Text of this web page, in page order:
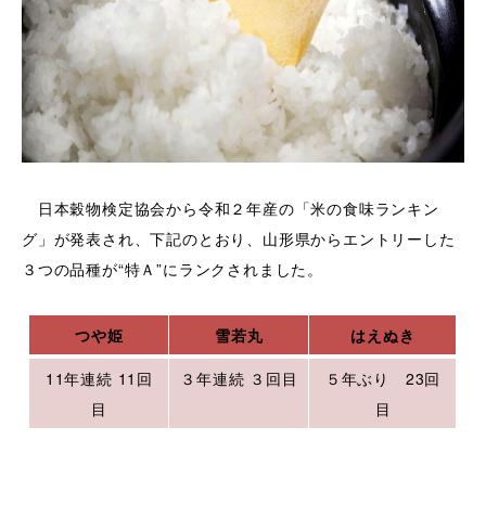
日本穀物検定協会から令和２年産の「米の食味ランキン
グ」が発表され、下記のとおり、山形県からエントリーした
３つの品種が“特Ａ”にランクされました。
つや姫 雪若丸
はえぬき
11年連続 11回
目
３年連続 ３回目
５年ぶり 23回
目